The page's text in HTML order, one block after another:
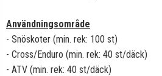
Användningsområde
- Snöskoter (min. rek: 100 st)
- Cross/Enduro (min. rek: 40 st/däck)
- ATV (min. rek: 40 st/däck)